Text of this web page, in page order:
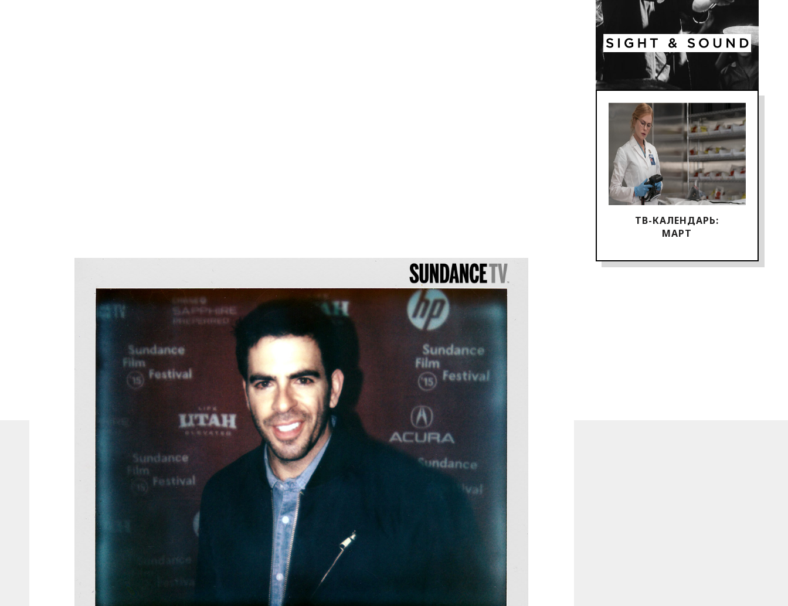
ТВ-КАЛЕНДАРЬ:
МАРТ